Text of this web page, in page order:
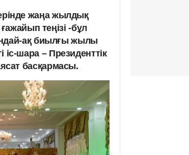
жаңа жылдық
ғажайып теңізі -бұл
ақ биылғы жылы
шара – Президенттік
басқармасы.